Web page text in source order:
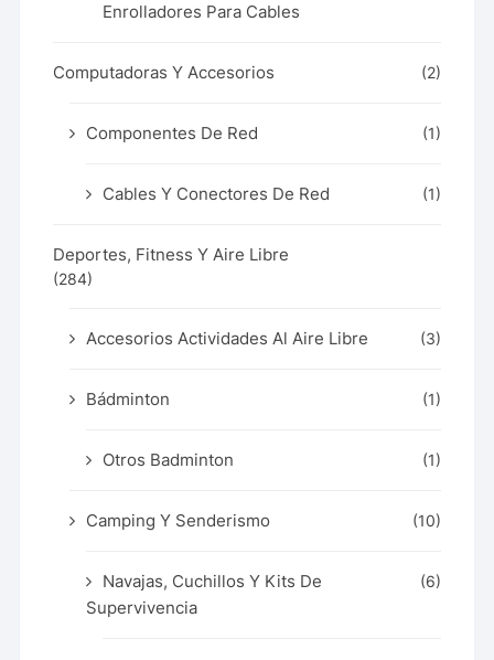
Enrolladores Para Cables
Computadoras Y Accesorios (2)
Componentes De Red (1)
Cables Y Conectores De Red (1)
Deportes, Fitness Y Aire Libre
(284)
Accesorios Actividades Al Aire Libre (3)
Bádminton (1)
Otros Badminton (1)
Camping Y Senderismo (10)
Navajas, Cuchillos Y Kits De
Supervivencia
(6)